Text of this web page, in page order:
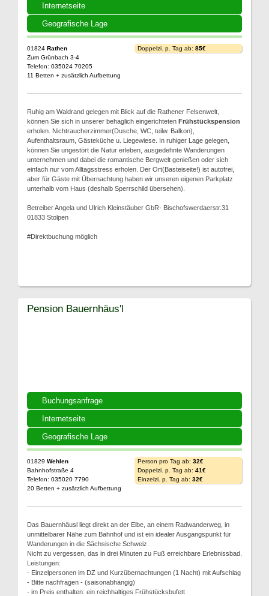
Internetseite
Geografische Lage
01824 Rathen
Zum Grünbach 3-4
Telefon: 035024 70205
11 Betten + zusätzlich Aufbettung
Doppelzi. p. Tag ab: 85€
Ruhig am Waldrand gelegen mit Blick auf die Rathener Felsenwelt,
können Sie sich in unserer behaglich eingerichteten Frühstückspension
erholen. Nichtraucherzimmer(Dusche, WC, teilw. Balkon),
Aufenthaltsraum, Gästeküche u. Liegewiese. In ruhiger Lage gelegen,
können Sie ungestört die Natur erleben, ausgedehnte Wanderungen
unternehmen und dabei die romantische Bergwelt genießen oder sich
einfach nur vom Alltagsstress erholen. Der Ort(Basteiseite!) ist autofrei,
aber für Gäste mit Übernachtung haben wir unseren eigenen Parkplatz
unterhalb vom Haus (deshalb Sperrschild übersehen).
Betreiber Angela und Ulrich Kleinstäuber GbR- Bischofswerdaerstr.31
01833 Stolpen
#Direktbuchung möglich
Buchungsanfrage
Internetseite
Geografische Lage
Pension Bauernhäus'l
01829 Wehlen
Bahnhofstraße 4
Telefon: 035020 7790
20 Betten + zusätzlich Aufbettung
Person pro Tag ab: 32€
Doppelzi. p. Tag ab: 41€
Einzelzi. p. Tag ab: 32€
Das Bauernhäusl liegt direkt an der Elbe, an einem Radwanderweg, in
unmittelbarer Nähe zum Bahnhof und ist ein idealer Ausgangspunkt für
Wanderungen in die Sächsische Schweiz.
Nicht zu vergessen, das in drei Minuten zu Fuß erreichbare Erlebnissbad.
Leistungen:
- Einzelpersonen im DZ und Kurzübernachtungen (1 Nacht) mit Aufschlag
- Bitte nachfragen - (saisonabhängig)
- im Preis enthalten: ein reichhaltiges Frühstücksbufett